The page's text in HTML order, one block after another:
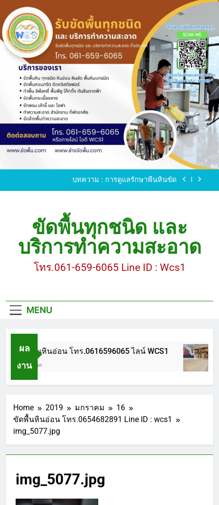
to
content
ขัดพื้นหินขัด อบต.แหลมบัวนครปฐม
ขัดพื้นหินอ่อน โทร.0616596065 ไลน์ WCS1
บทความ : การดูแลรักษาพื้นหินขัด
ขัดพื้นหินขัด อบต.แหลมบัวนครปฐม
ขัดพื้นหินอ่อน โทร.0616596065 ไลน์ WCS1
บทความ : การดูแลรักษาพื้นหินขัด
ขัดพื้นทุกชนิด และ
บริการทำความสะอาด
โทร.061-659-6065 Line ID : Wcs1
MENU
ผล
งาน
ขัดพื้นหินอ่อน โทร.0616596065 ไลน์ WCS1
1 ปี Ago
Home 2019 มกราคม
16
ขัดพื้นหินอ่อน โทร.0654682891 Line ID : wcs1
img_5077.jpg
img_5077.jpg